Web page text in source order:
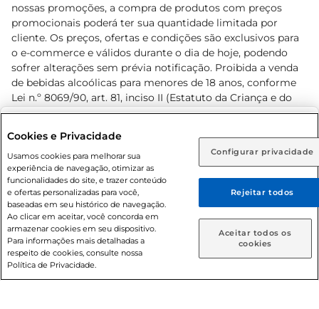
Rio de Janeiro (RJ) Goiás (GO)
Ou
Caso queira comprar online, informe como deseja receber
suas compras:
Entrega em casa Retire em Loja
nossas promoções, a compra de produtos com preços
promocionais poderá ter sua quantidade limitada por
cliente. Os preços, ofertas e condições são exclusivos para
o e-commerce e válidos durante o dia de hoje, podendo
sofrer alterações sem prévia notificação. Proibida a venda
de bebidas alcoólicas para menores de 18 anos, conforme
Lei n.º 8069/90, art. 81, inciso II (Estatuto da Criança e do
Adolescente). Preços e condições exclusivos para o
prévio. O valor mínimo para as compras on-line é de R$
80,00.
© 2026 Copyright. Todos os direitos
reservados Prezunic.
Cookies e Privacidade
Usamos cookies para melhorar sua
experiência de navegação, otimizar as
funcionalidades do site, e trazer conteúdo
e ofertas personalizadas para você,
baseadas em seu histórico de navegação.
Ao clicar em aceitar, você concorda em
armazenar cookies em seu dispositivo.
Para informações mais detalhadas a
respeito de cookies, consulte nossa
Política de Privacidade.
Configurar privacidade
Rejeitar todos
Aceitar todos os
cookies